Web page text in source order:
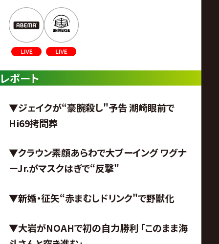
レポート
▼ジェイクが“豪腕殺し"予告潮崎眼前で
Hi69拷問葬
▼クラウン素顔あらわで大ブーイング ワグナ
ーJr.がマスクはぎで“反撃"
▼新婚・征矢“赤まむしドリンク"で野獣化
▼大岩がNOAHで初の自力勝利 「このまま海